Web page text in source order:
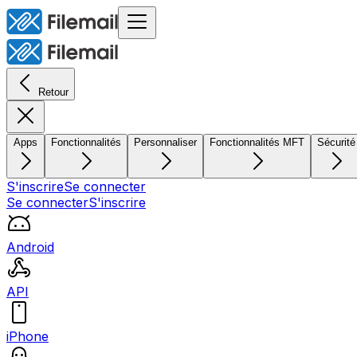
Retour
Apps Fonctionnalités Personnaliser Fonctionnalités MFT Sécurité
S'inscrireSe connecter
Se connecterS'inscrire
Android
API
iPhone